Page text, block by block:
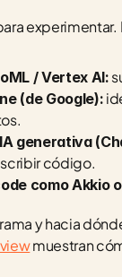
/ Vertex AI:
(de Google):
generativa
código.
como Akkio
y hacia
muestran